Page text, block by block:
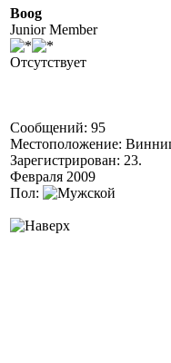
Boog
Junior Member
Отсутствует
Сообщений: 95
Местоположение:
Зарегистрирован: 23.
Февраля 2009
Пол: